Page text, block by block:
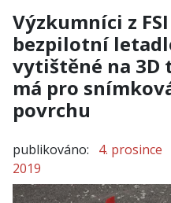
Výzkumníci z
bezpilotní
vytištěné na 3D
má pro
povrchu
publikováno:
4. prosince
2019